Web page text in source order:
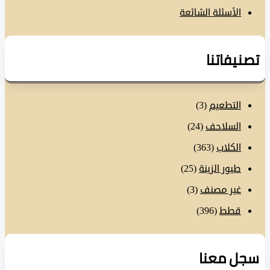
الأسئلة الشائعة
التطعيم(3)
السلاحف(24)
الكلاب(363)
طيور الزينة (25)
غير مصنف(3)
قطط
(396)
معنا